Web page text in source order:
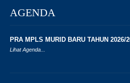
AGENDA
PRA MPLS MURID BARU TAHUN 2026/
Lihat Agenda...